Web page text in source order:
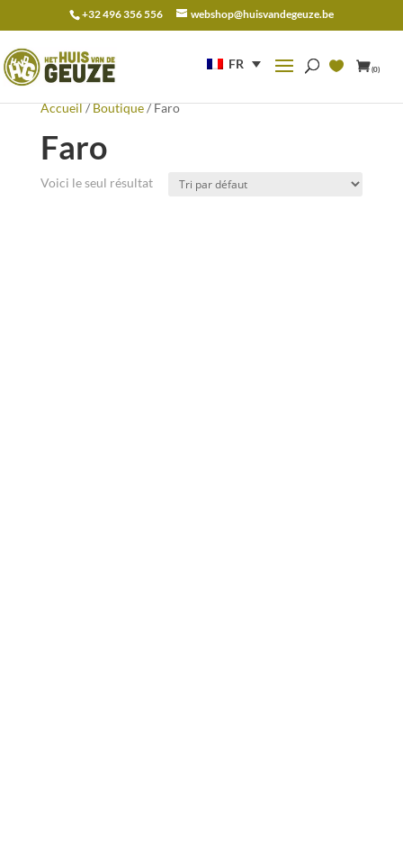
+32 496 356 556 webshop@huisvandegeuze.be
FR (0)
pour :
Accueil/Boutique/ Faro
Faro
Voici le seul résultat